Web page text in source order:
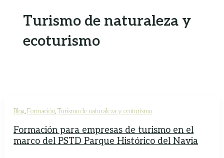
Turismo de naturaleza y
ecoturismo
Blog,Formación,Turismo de naturaleza y ecoturismo
Formación para empresas de turismo en el
marco del PSTD Parque Histórico del Navia